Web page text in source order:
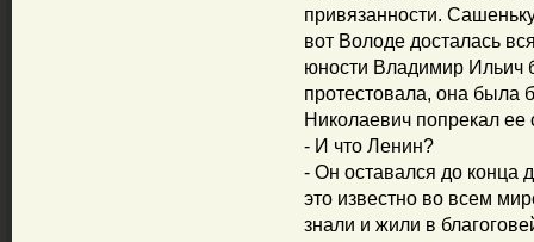
привязанности.
вот Володе досталась
юности Владимир Ильич
протестовала, она была
Николаевич попрекал
- И что Ленин?
- Он оставался до конца
это известно во всем
знали и жили в